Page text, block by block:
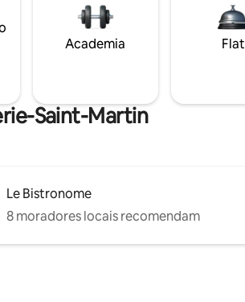
Academia Flat
Saint-Martin
Le Bistronome
8 moradores locais recomendam